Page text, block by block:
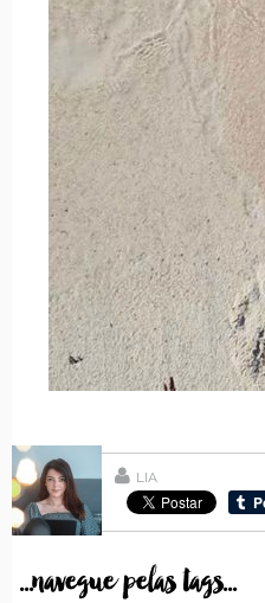
LIA
...navegue pelas tags...